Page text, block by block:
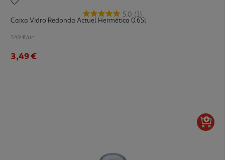
5.0 (1)
Caixa Vidro Redonda Actuel Hermética 0.65l
3.49 €/un
3,49 €